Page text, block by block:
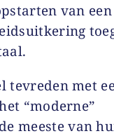
van
tevreden met
“moderne”
meeste van